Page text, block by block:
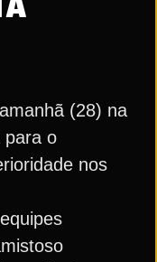
(28) na
para o
nos